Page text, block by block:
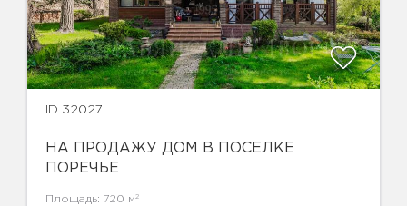
ID 32027
НА ПРОДАЖУ ДОМ В ПОСЕЛКЕ
ПОРЕЧЬЕ
Площадь: 720 м 2